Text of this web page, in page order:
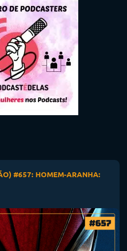
#657: HOMEM-ARANHA: